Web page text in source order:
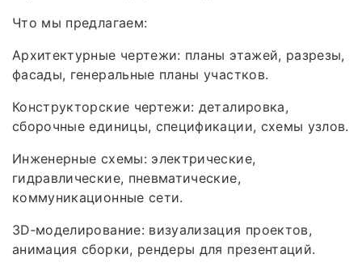
Что мы предлагаем:
Архитектурные чертежи: планы этажей, разрезы,
фасады, генеральные планы участков.
Конструкторские чертежи: деталировка,
сборочные единицы, спецификации, схемы узлов.
Инженерные схемы: электрические,
гидравлические, пневматические,
коммуникационные сети.
3D‑моделирование: визуализация проектов,
анимация сборки, рендеры для презентаций.